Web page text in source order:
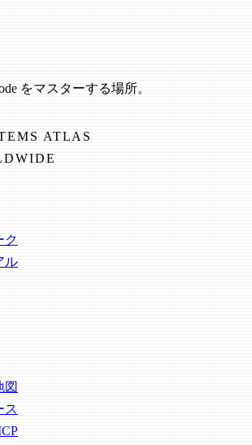
をマスターする場所。
ATLAS
ク
ル
図
ス